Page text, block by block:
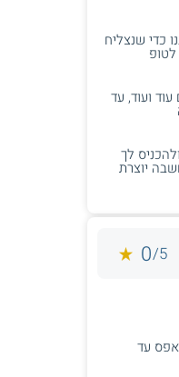
כדי שנצליח
ועוד, עד
לך
יוצרת
5/
0
עד